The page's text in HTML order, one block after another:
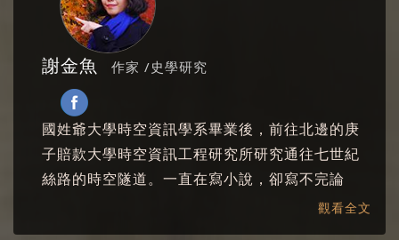
謝金魚 作家 /史學研究
國姓爺大學時空資訊學系畢業後，前往北邊的庚
子賠款大學時空資訊工程研究所研究通往七世紀
絲路的時空隧道。一直在寫小說，卻寫不完論
文，好不容易寫完論文後作了學界的逃兵，而後
觀看全文